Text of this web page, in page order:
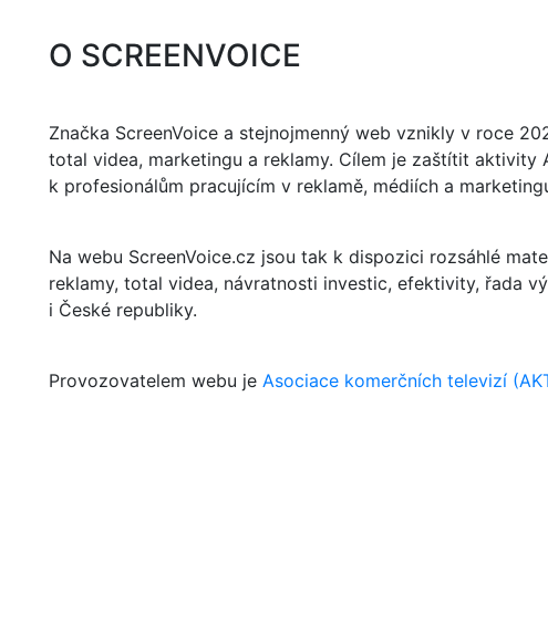
O SCREENVOICE
Značka ScreenVoice a stejnojmenný web vznikly v roce
total videa, marketingu a reklamy. Cílem je zaštítit aktivity
k profesionálům pracujícím v reklamě, médiích a
Na webu ScreenVoice.cz jsou tak k dispozici rozsáhlé
reklamy, total videa, návratnosti investic, efektivity, řada
i České republiky.
Provozovatelem webu je Asociace komerčních televizí